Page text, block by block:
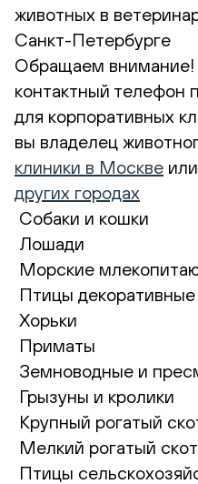
животных в
Санкт-Петербурге
Обращаем внимание!
контактный телефон
для корпоративных
вы владелец
клиники в Москве или
других городах
Собаки и кошки
Лошади
Морские
Птицы декоративные
Хорьки
Приматы
Земноводные и
Грызуны и кролики
Крупный рогатый
Мелкий рогатый скот
Птицы